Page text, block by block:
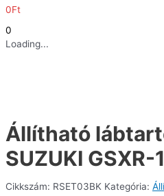
0Ft
0
Loading...
Állítható
SUZUKI GSXR-
Cikkszám: RSET03BK Kategória: